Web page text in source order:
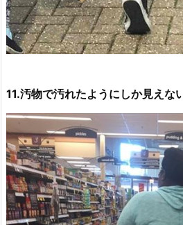
11.汚物で汚れたようにしか見えな